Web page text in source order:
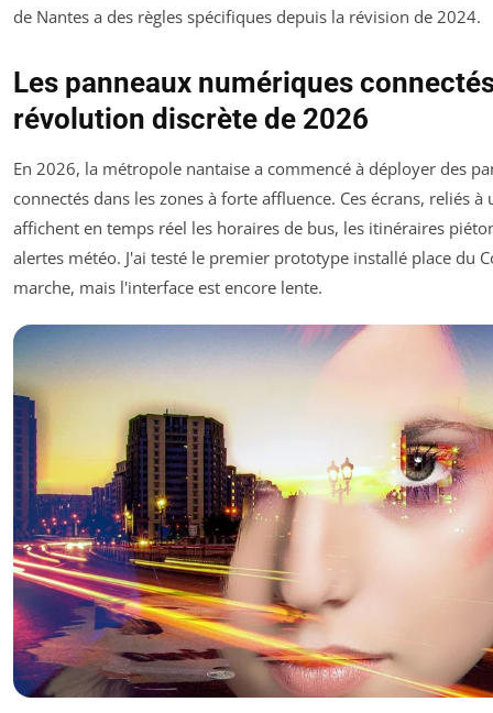
de Nantes a des règles spécifiques depuis la révision de 2024.
Les panneaux numériques
révolution discrète de 2026
En 2026, la métropole nantaise a commencé à déployer des
connectés dans les zones à forte affluence. Ces écrans, reliés
affichent en temps réel les horaires de bus, les itinéraires
alertes météo. J'ai testé le premier prototype installé place du
marche, mais l'interface est encore lente.